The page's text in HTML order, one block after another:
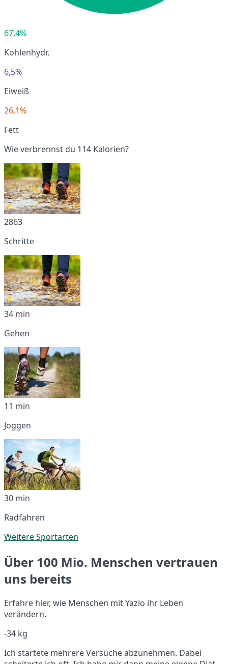
67,4%
Kohlenhydr.
6,5%
Eiweiß
26,1%
Fett
Wie verbrennst du 114 Kalorien?
2863
Schritte
34 min
Gehen
11 min
Joggen
30 min
Radfahren
Weitere Sportarten
Über 100 Mio. Menschen vertrauen
uns bereits
Erfahre hier, wie Menschen mit Yazio ihr Leben
verändern.
-34 kg
Ich startete mehrere Versuche abzunehmen. Dabei